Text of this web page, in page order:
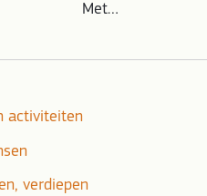
Met…
activiteiten
verdiepen